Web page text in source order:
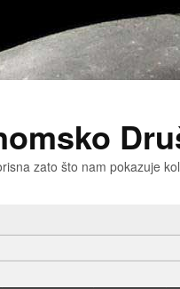
zato što nam pokazuje